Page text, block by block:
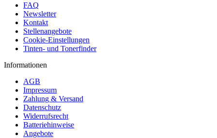
FAQ
Newsletter
Kontakt
Stellenangebote
Cookie-Einstellungen
Tinten- und Tonerfinder
Informationen
AGB
Impressum
Zahlung & Versand
Datenschutz
Widerrufsrecht
Batteriehinweise
Angebote